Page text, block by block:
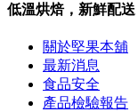
低溫烘焙，新鮮配送
關於堅果本舖
最新消息
食品安全
產品檢驗報告